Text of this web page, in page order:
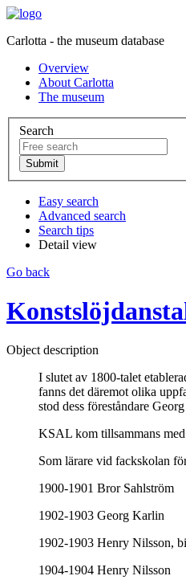
Carlotta - the museum database
Overview
About Carlotta
The museum
Search
Easy search
Advanced search
Search tips
Detail view
Go back
Object description
I slutet av 1800-talet
fanns det däremot olika
stod dess föreståndare
KSAL kom tillsammans
Som lärare vid fackskolan
1900-1901 Bror Sahlström
1902-1903 Georg Karlin
1902-1903 Henry Nilsson,
1904-1904 Henry Nilsson